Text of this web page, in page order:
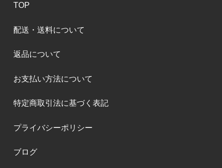
TOP
配送・送料について
返品について
お支払い方法について
特定商取引法に基づく表記
プライバシーポリシー
ブログ